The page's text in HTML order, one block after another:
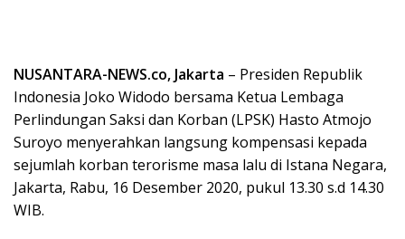
NUSANTARA-NEWS.co, Jakarta – Presiden Republik
Indonesia Joko Widodo bersama Ketua Lembaga
Perlindungan Saksi dan Korban (LPSK) Hasto Atmojo
Suroyo menyerahkan langsung kompensasi kepada
sejumlah korban terorisme masa lalu di Istana Negara,
Jakarta, Rabu, 16 Desember 2020, pukul 13.30 s.d 14.30
WIB.